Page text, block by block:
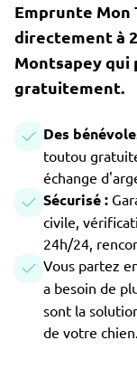
Emprunte Mon
directement à
Montsapey qui
gratuitement.
Des
toutou
échange
Sécurisé :
civile,
24h/24,
Vous partez
a besoin de
sont la
de votre chien.